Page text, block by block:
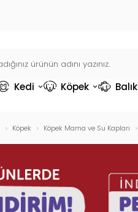
Kedi Köpek Balık
Köpek Köpek Mama ve Su Kapları